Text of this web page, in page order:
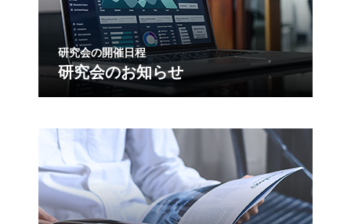
研究会の開催日程
研究会のお知らせ